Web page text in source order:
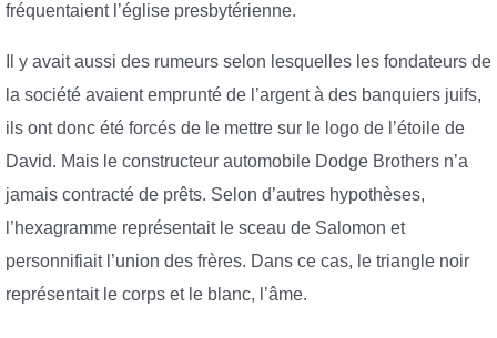
fréquentaient l’église presbytérienne.
Il y avait aussi des rumeurs selon lesquelles les fondateurs de
la société avaient emprunté de l’argent à des banquiers juifs,
ils ont donc été forcés de le mettre sur le logo de l’étoile de
David. Mais le constructeur automobile Dodge Brothers n’a
jamais contracté de prêts. Selon d’autres hypothèses,
l’hexagramme représentait le sceau de Salomon et
personnifiait l’union des frères. Dans ce cas, le triangle noir
représentait le corps et le blanc, l’âme.